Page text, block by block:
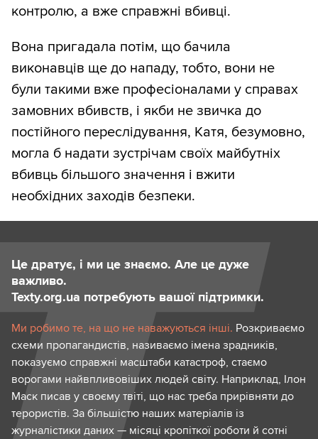
контролю, а вже справжні вбивці.
Вона пригадала потім, що бачила
виконавців ще до нападу, тобто, вони не
були такими вже професіоналами у справах
замовних вбивств, і якби не звичка до
постійного переслідування, Катя, безумовно,
могла б надати зустрічам своїх майбутніх
вбивць більшого значення і вжити
необхідних заходів безпеки.
Це дратує, і ми це знаємо. Але це дуже
важливо.
Texty.org.ua потребують вашої підтримки.
Ми робимо те, на що не наважуються інші. Розкриваємо
схеми пропагандистів, називаємо імена зрадників,
показуємо справжні масштаби катастроф, стаємо
ворогами найвпливовіших людей світу. Наприклад, Ілон
Маск писав у своєму твіті, що нас треба прирівняти до
терористів. За більшістю наших матеріалів із
журналістики даних — місяці кропіткої роботи й сотні